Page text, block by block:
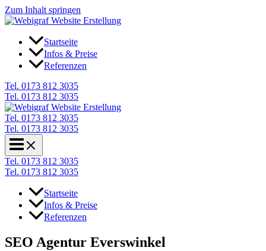
Zum Inhalt springen
Startseite
Infos & Preise
Referenzen
Tel. 0173 812 3035
Tel. 0173 812 3035
Tel. 0173 812 3035
Tel. 0173 812 3035
Tel. 0173 812 3035
Tel. 0173 812 3035
Startseite
Infos & Preise
Referenzen
SEO Agentur Everswinkel